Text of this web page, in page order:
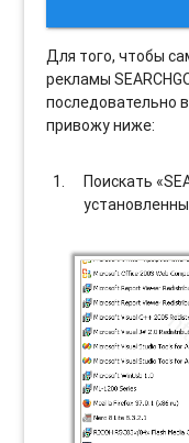
Для того, чтобы
рекламы
последовательно
привожу ниже:
Поискать